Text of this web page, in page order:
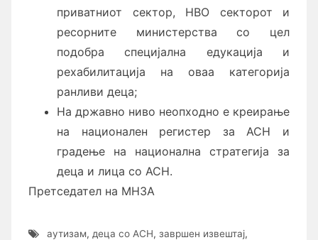
приватниот сектор, НВО секторот и
ресорните министерства со цел
подобра специјална едукација и
рехабилитација на оваа категорија
ранливи деца;
На државно ниво неопходно е креирање
на национален регистер за АСН и
градење на национална стратегија за
деца и лица со АСН.
Претседател на МНЗА
аутизам, деца со АСН, завршен извештај,